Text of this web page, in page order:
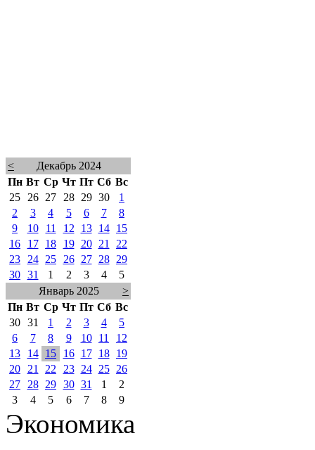
<
Декабрь 2024
Пн Вт Ср Чт Пт Сб Вс
25
26 27 28 29 30
1
2
3 4 5 6 7
8
9
10 11 12 13 14
15
16
17 18 19 20 21
22
23
24 25 26 27 28
29
30 31 1 2 3 4
5
Январь 2025
>
Пн Вт Ср Чт Пт Сб Вс
30 31 1 2 3 4
5
6
7 8 9 10 11
12
13
14 15 16 17 18
19
20
21 22 23 24 25
26
27
28 29 30 31 1
2
3
4 5 6 7 8 9
Экономика